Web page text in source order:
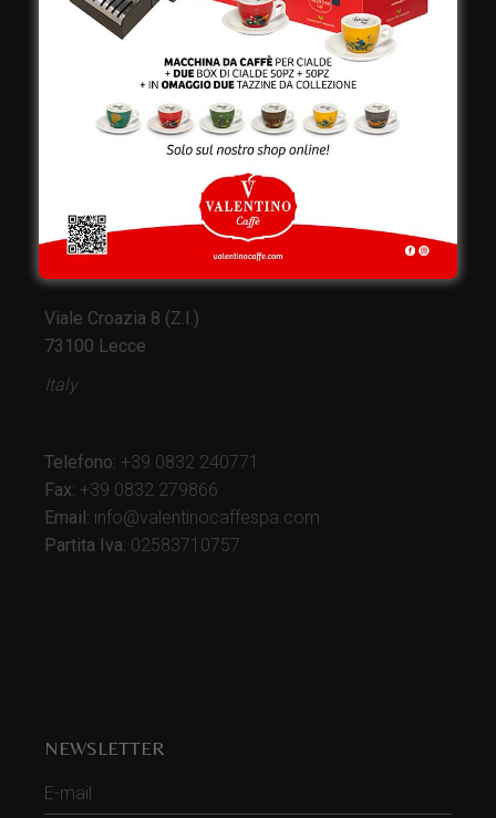
Stabilimento
e produzione:
Viale Croazia 8 (Z.I.)
73100 Lecce
Italy
Telefono: +39 0832 240771
Fax: +39 0832 279866
Email: info@valentinocaffespa.com
Partita Iva: 02583710757
NEWSLETTER